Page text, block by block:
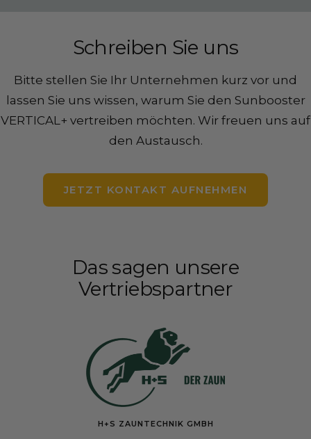
Schreiben Sie uns
Bitte stellen Sie Ihr Unternehmen kurz vor und
lassen Sie uns wissen, warum Sie den Sunbooster
VERTICAL+ vertreiben möchten. Wir freuen uns auf
den Austausch.
JETZT KONTAKT AUFNEHMEN
Das sagen unsere
Vertriebspartner
H+S ZAUNTECHNIK GMBH